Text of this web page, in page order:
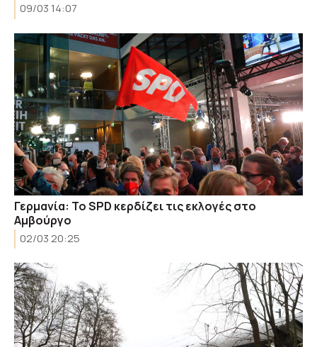
09/03 14:07
Γερμανία: Το SPD κερδίζει τις εκλογές στο
Αμβούργο
02/03 20:25